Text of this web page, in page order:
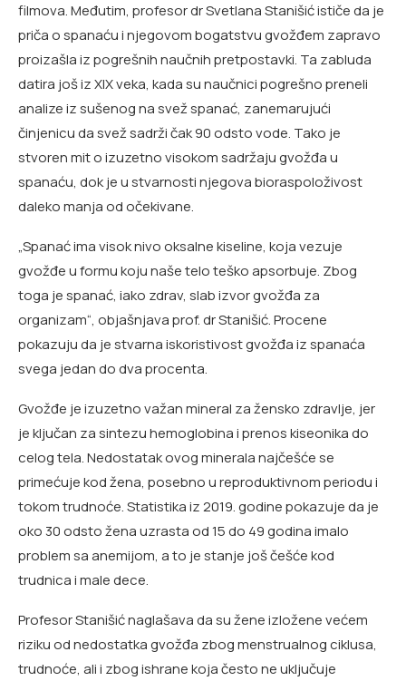
filmova. Međutim, profesor dr Svetlana Stanišić ističe da je
priča o spanaću i njegovom bogatstvu gvožđem zapravo
proizašla iz pogrešnih naučnih pretpostavki. Ta zabluda
datira još iz XIX veka, kada su naučnici pogrešno preneli
analize iz sušenog na svež spanać, zanemarujući
činjenicu da svež sadrži čak 90 odsto vode. Tako je
stvoren mit o izuzetno visokom sadržaju gvožđa u
spanaću, dok je u stvarnosti njegova bioraspoloživost
daleko manja od očekivane.
„Spanać ima visok nivo oksalne kiseline, koja vezuje
gvožđe u formu koju naše telo teško apsorbuje. Zbog
toga je spanać, iako zdrav, slab izvor gvožđa za
organizam“, objašnjava prof. dr Stanišić. Procene
pokazuju da je stvarna iskoristivost gvožđa iz spanaća
svega jedan do dva procenta.
Gvožđe je izuzetno važan mineral za žensko zdravlje, jer
je ključan za sintezu hemoglobina i prenos kiseonika do
celog tela. Nedostatak ovog minerala najčešće se
primećuje kod žena, posebno u reproduktivnom periodu i
tokom trudnoće. Statistika iz 2019. godine pokazuje da je
oko 30 odsto žena uzrasta od 15 do 49 godina imalo
problem sa anemijom, a to je stanje još češće kod
trudnica i male dece.
Profesor Stanišić naglašava da su žene izložene većem
riziku od nedostatka gvožđa zbog menstrualnog ciklusa,
trudnoće, ali i zbog ishrane koja često ne uključuje